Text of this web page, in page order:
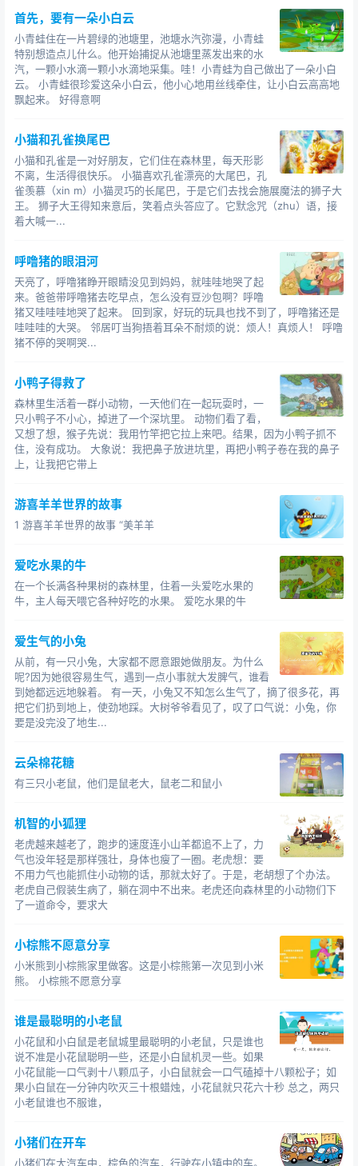
首先，要有一朵小白云
小青蛙住在一片碧绿的池塘里，池塘水汽弥漫，小青蛙
特别想造点儿什么。他开始捕捉从池塘里蒸发出来的水
汽，一颗小水滴一颗小水滴地采集。哇！小青蛙为自己做出了一朵小白
云。 小青蛙很珍爱这朵小白云，他小心地用丝线牵住，让小白云高高地
飘起来。 好得意啊
小猫和孔雀换尾巴
小猫和孔雀是一对好朋友，它们住在森林里，每天形影
不离，生活得很快乐。 小猫喜欢孔雀漂亮的大尾巴，孔
雀羡慕（xin m）小猫灵巧的长尾巴，于是它们去找会施展魔法的狮子大
王。 狮子大王得知来意后，笑着点头答应了。它默念咒（zhu）语，接
着大喊一...
呼噜猪的眼泪河
天亮了，呼噜猪睁开眼睛没见到妈妈，就哇哇地哭了起
来。爸爸带呼噜猪去吃早点，怎么没有豆沙包啊？呼噜
猪又哇哇哇地哭了起来。 回到家，好玩的玩具也找不到了，呼噜猪还是
哇哇哇的大哭。 邻居叮当狗捂着耳朵不耐烦的说：烦人！真烦人！ 呼噜
猪不停的哭啊哭...
小鸭子得救了
森林里生活着一群小动物，一天他们在一起玩耍时，一
只小鸭子不小心，掉进了一个深坑里。 动物们看了看，
又想了想，猴子先说：我用竹竿把它拉上来吧。结果，因为小鸭子抓不
住，没有成功。 大象说：我把鼻子放进坑里，再把小鸭子卷在我的鼻子
上，让我把它带上
游喜羊羊世界的故事
1 游喜羊羊世界的故事 “美羊羊
爱吃水果的牛
在一个长满各种果树的森林里，住着一头爱吃水果的
牛，主人每天喂它各种好吃的水果。 爱吃水果的牛
爱生气的小兔
从前，有一只小兔，大家都不愿意跟她做朋友。为什么
呢?因为她很容易生气，遇到一点小事就大发脾气，谁看
到她都远远地躲着。 有一天，小兔又不知怎么生气了，摘了很多花，再
把它们扔到地上，使劲地踩。大树爷爷看见了，叹了口气说：小兔，你
要是没完没了地生...
云朵棉花糖
有三只小老鼠，他们是鼠老大，鼠老二和鼠小
机智的小狐狸
老虎越来越老了，跑步的速度连小山羊都追不上了，力
气也没年轻是那样强壮，身体也瘦了一圈。老虎想：要
不用力气也能抓住小动物的话，那就太好了。于是，老胡想了个办法。
老虎自己假装生病了，躺在洞中不出来。老虎还向森林里的小动物们下
了一道命令，要求大
小棕熊不愿意分享
小米熊到小棕熊家里做客。这是小棕熊第一次见到小米
熊。 小棕熊不愿意分享
谁是最聪明的小老鼠
小花鼠和小白鼠是老鼠城里最聪明的小老鼠，只是谁也
说不准是小花鼠聪明一些，还是小白鼠机灵一些。如果
小花鼠能一口气剥十八颗瓜子，小白鼠就会一口气磕掉十八颗松子；如
果小白鼠在一分钟内吹灭三十根蜡烛，小花鼠就只花六十秒 总之，两只
小老鼠谁也不服谁，
小猪们在开车
小猪们在大汽车中，棕色的汽车，行驶在小镇中的车。